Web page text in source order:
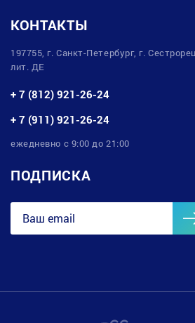
КОНТАКТЫ
197755, г. Санкт-Петербург, г.
лит. ДЕ
+ 7 (812) 921-26-24
+ 7 (911) 921-26-24
ежедневно с 9:00 до 21:00
ПОДПИСКА